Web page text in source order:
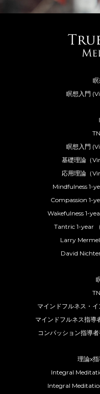
瞑想入門
瞑想入門
基礎理論（
応用理論（
Mindfulness 1-
Compassion 1-
Wakefulness 1-
Tantric 1-year
Larry
David
マインドフルネス・
マインドフルネス指導
コンパッション指導
理論x
Integral
Integral